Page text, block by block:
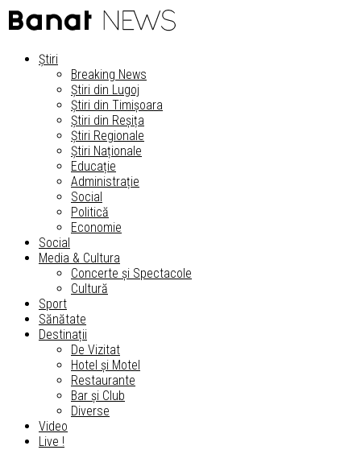
Știri
Breaking News
Știri din Lugoj
Știri din Timișoara
Știri din Reșița
Știri Regionale
Știri Naționale
Educație
Administrație
Social
Politică
Economie
Social
Media & Cultura
Concerte și Spectacole
Cultură
Sport
Sănătate
Destinații
De Vizitat
Hotel și Motel
Restaurante
Bar și Club
Diverse
Video
Live !